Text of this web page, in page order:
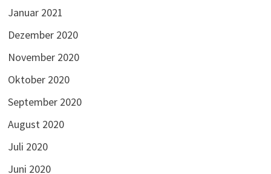
Januar 2021
Dezember 2020
November 2020
Oktober 2020
September 2020
August 2020
Juli 2020
Juni 2020